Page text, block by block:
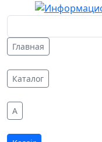
Главная
Каталог
A